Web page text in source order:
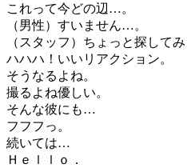
これって今どの辺…。
（男性）すいません…。
（スタッフ）ちょっと探して
ハハハ！いいリアクション。
そうなるよね。
撮るよね優しい。
そんな彼にも…
フフフっ。
続いては…
Ｈｅｌｌｏ．